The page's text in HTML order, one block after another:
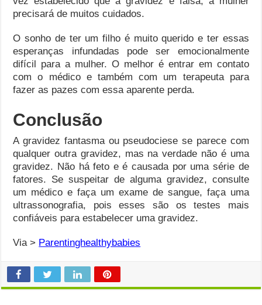
precisará de muitos cuidados.
O sonho de ter um filho é muito querido e ter essas
esperanças infundadas pode ser emocionalmente
difícil para a mulher. O melhor é entrar em contato
com o médico e também com um terapeuta para
fazer as pazes com essa aparente perda.
Conclusão
A gravidez fantasma ou pseudociese se parece com
qualquer outra gravidez, mas na verdade não é uma
gravidez. Não há feto e é causada por uma série de
fatores. Se suspeitar de alguma gravidez, consulte
um médico e faça um exame de sangue, faça uma
ultrassonografia, pois esses são os testes mais
confiáveis ​​para estabelecer uma gravidez.
Via > Parentinghealthybabies